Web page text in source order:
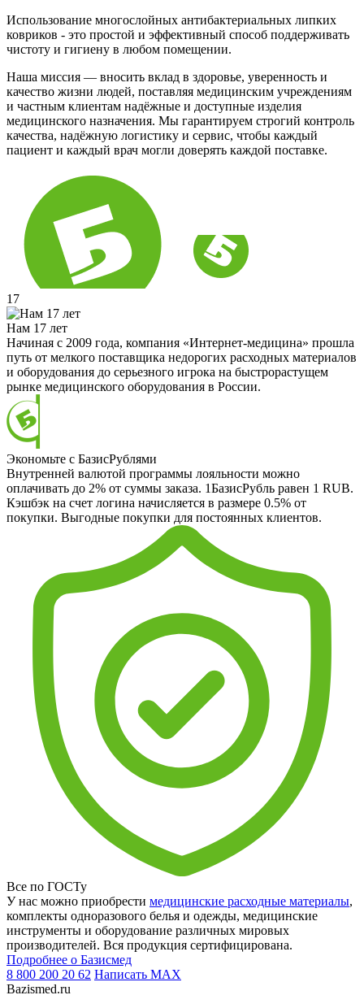
Использование многослойных антибактериальных липких
ковриков - это простой и эффективный способ поддерживать
чистоту и гигиену в любом помещении.
Наша миссия — вносить вклад в здоровье, уверенность и
качество жизни людей, поставляя медицинским учреждениям
и частным клиентам надёжные и доступные изделия
медицинского назначения. Мы гарантируем строгий контроль
качества, надёжную логистику и сервис, чтобы каждый
пациент и каждый врач могли доверять каждой поставке.
17
Нам 17 лет
Начиная с 2009 года, компания «Интернет-медицина» прошла
путь от мелкого поставщика недорогих расходных материалов
и оборудования до серьезного игрока на быстрорастущем
рынке медицинского оборудования в России.
Экономьте с БазисРублями
Внутренней валютой программы лояльности можно
оплачивать до 2% от суммы заказа. 1БазисРубль равен 1 RUB.
Кэшбэк на счет логина начисляется в размере 0.5% от
покупки. Выгодные покупки для постоянных клиентов.
Все по ГОСТу
У нас можно приобрести медицинские расходные материалы,
комплекты одноразового белья и одежды, медицинские
инструменты и оборудование различных мировых
производителей. Вся продукция сертифицирована.
Подробнее о Базисмед
8 800 200 20 62 Написать MAX
Bazismed.ru